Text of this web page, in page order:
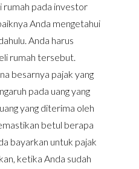
rumah pada investor
Anda mengetahui
Anda harus
rumah tersebut.
besarnya pajak yang
pada uang yang
yang diterima oleh
betul berapa
bayarkan untuk pajak
ketika Anda sudah